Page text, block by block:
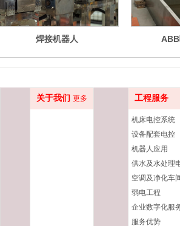
焊接机器人
工程服务
机床电控系统
设备配套电控
机器人应用
供水及水处理
空调及净化车
弱电工程
企业数字化服
服务优势
关于我们 更多